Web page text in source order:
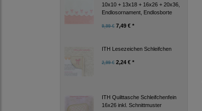
10x10 + 13x18 + 16x26 + 20x36,
Endlosornament, Endlosborte
9,99 € 7,49 € *
ITH Lesezeichen Schleifchen
2,99 € 2,24 € *
ITH Quilttasche Schleifchenfein
16x26 inkl. Schnittmuster